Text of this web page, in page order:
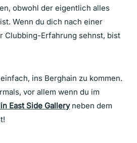
obwohl der eigentlich alles
Wenn du dich nach einer
Clubbing-Erfahrung sehnst, bist
ins Berghain zu kommen.
vor allem wenn du im
East Side Galleryneben dem